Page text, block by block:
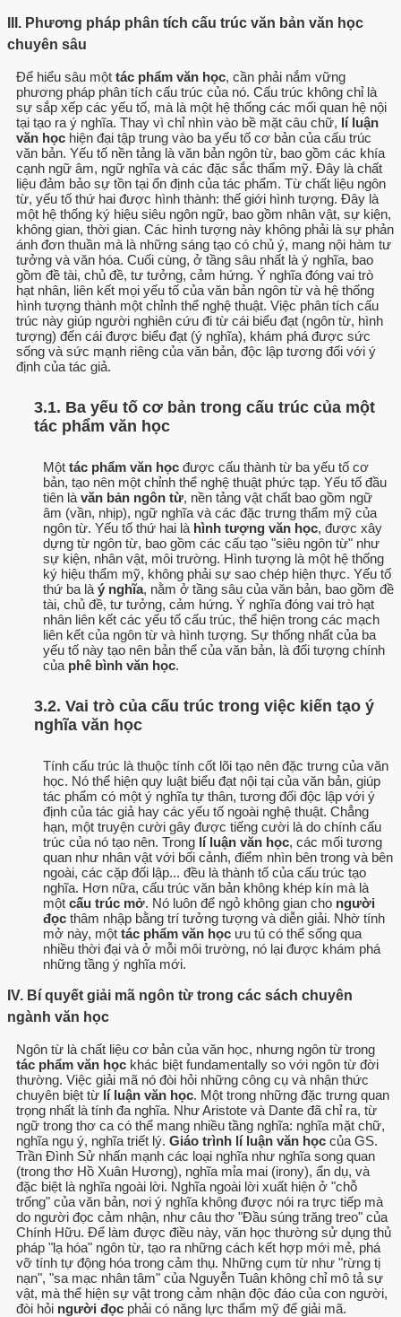
III. Phương pháp phân tích cấu trúc văn bản văn học
chuyên sâu
Để hiểu sâu một tác phẩm văn học, cần phải nắm vững
phương pháp phân tích cấu trúc của nó. Cấu trúc không chỉ là
sự sắp xếp các yếu tố, mà là một hệ thống các mối quan hệ nội
tại tạo ra ý nghĩa. Thay vì chỉ nhìn vào bề mặt câu chữ, lí luận
văn học hiện đại tập trung vào ba yếu tố cơ bản của cấu trúc
văn bản. Yếu tố nền tảng là văn bản ngôn từ, bao gồm các khía
cạnh ngữ âm, ngữ nghĩa và các đặc sắc thẩm mỹ. Đây là chất
liệu đảm bảo sự tồn tại ổn định của tác phẩm. Từ chất liệu ngôn
từ, yếu tố thứ hai được hình thành: thế giới hình tượng. Đây là
một hệ thống ký hiệu siêu ngôn ngữ, bao gồm nhân vật, sự kiện,
không gian, thời gian. Các hình tượng này không phải là sự phản
ánh đơn thuần mà là những sáng tạo có chủ ý, mang nội hàm tư
tưởng và văn hóa. Cuối cùng, ở tầng sâu nhất là ý nghĩa, bao
gồm đề tài, chủ đề, tư tưởng, cảm hứng. Ý nghĩa đóng vai trò
hạt nhân, liên kết mọi yếu tố của văn bản ngôn từ và hệ thống
hình tượng thành một chỉnh thể nghệ thuật. Việc phân tích cấu
trúc này giúp người nghiên cứu đi từ cái biểu đạt (ngôn từ, hình
tượng) đến cái được biểu đạt (ý nghĩa), khám phá được sức
sống và sức mạnh riêng của văn bản, độc lập tương đối với ý
định của tác giả.
3.1. Ba yếu tố cơ bản trong cấu trúc của một
tác phẩm văn học
Một tác phẩm văn học được cấu thành từ ba yếu tố cơ
bản, tạo nên một chỉnh thể nghệ thuật phức tạp. Yếu tố đầu
tiên là văn bản ngôn từ, nền tảng vật chất bao gồm ngữ
âm (vần, nhịp), ngữ nghĩa và các đặc trưng thẩm mỹ của
ngôn từ. Yếu tố thứ hai là hình tượng văn học, được xây
dựng từ ngôn từ, bao gồm các cấu tạo "siêu ngôn từ" như
sự kiện, nhân vật, môi trường. Hình tượng là một hệ thống
ký hiệu thẩm mỹ, không phải sự sao chép hiện thực. Yếu tố
thứ ba là ý nghĩa, nằm ở tầng sâu của văn bản, bao gồm đề
tài, chủ đề, tư tưởng, cảm hứng. Ý nghĩa đóng vai trò hạt
nhân liên kết các yếu tố cấu trúc, thể hiện trong các mạch
liên kết của ngôn từ và hình tượng. Sự thống nhất của ba
yếu tố này tạo nên bản thể của văn bản, là đối tượng chính
của phê bình văn học.
3.2. Vai trò của cấu trúc trong việc kiến tạo ý
nghĩa văn học
Tính cấu trúc là thuộc tính cốt lõi tạo nên đặc trưng của văn
học. Nó thể hiện quy luật biểu đạt nội tại của văn bản, giúp
tác phẩm có một ý nghĩa tự thân, tương đối độc lập với ý
định của tác giả hay các yếu tố ngoài nghệ thuật. Chẳng
hạn, một truyện cười gây được tiếng cười là do chính cấu
trúc của nó tạo nên. Trong lí luận văn học, các mối tương
quan như nhân vật với bối cảnh, điểm nhìn bên trong và bên
ngoài, các cặp đối lập... đều là thành tố của cấu trúc tạo
nghĩa. Hơn nữa, cấu trúc văn bản không khép kín mà là
một cấu trúc mở. Nó luôn để ngỏ không gian cho người
đọc thâm nhập bằng trí tưởng tượng và diễn giải. Nhờ tính
mở này, một tác phẩm văn học ưu tú có thể sống qua
nhiều thời đại và ở mỗi môi trường, nó lại được khám phá
những tầng ý nghĩa mới.
IV. Bí quyết giải mã ngôn từ trong các sách chuyên
ngành văn học
Ngôn từ là chất liệu cơ bản của văn học, nhưng ngôn từ trong
tác phẩm văn học khác biệt fundamentally so với ngôn từ đời
thường. Việc giải mã nó đòi hỏi những công cụ và nhận thức
chuyên biệt từ lí luận văn học. Một trong những đặc trưng quan
trọng nhất là tính đa nghĩa. Như Aristote và Dante đã chỉ ra, từ
ngữ trong thơ ca có thể mang nhiều tầng nghĩa: nghĩa mặt chữ,
nghĩa ngụ ý, nghĩa triết lý. Giáo trình lí luận văn học của GS.
Trần Đình Sử nhấn mạnh các loại nghĩa như nghĩa song quan
(trong thơ Hồ Xuân Hương), nghĩa mỉa mai (irony), ẩn dụ, và
đặc biệt là nghĩa ngoài lời. Nghĩa ngoài lời xuất hiện ở "chỗ
trống" của văn bản, nơi ý nghĩa không được nói ra trực tiếp mà
do người đọc cảm nhận, như câu thơ "Đầu súng trăng treo" của
Chính Hữu. Để làm được điều này, văn học thường sử dụng thủ
pháp "lạ hóa" ngôn từ, tạo ra những cách kết hợp mới mẻ, phá
vỡ tính tự động hóa trong cảm thụ. Những cụm từ như "rừng tị
nạn", "sa mạc nhân tâm" của Nguyễn Tuân không chỉ mô tả sự
vật, mà thể hiện sự vật trong cảm nhận độc đáo của con người,
đòi hỏi người đọc phải có năng lực thẩm mỹ để giải mã.